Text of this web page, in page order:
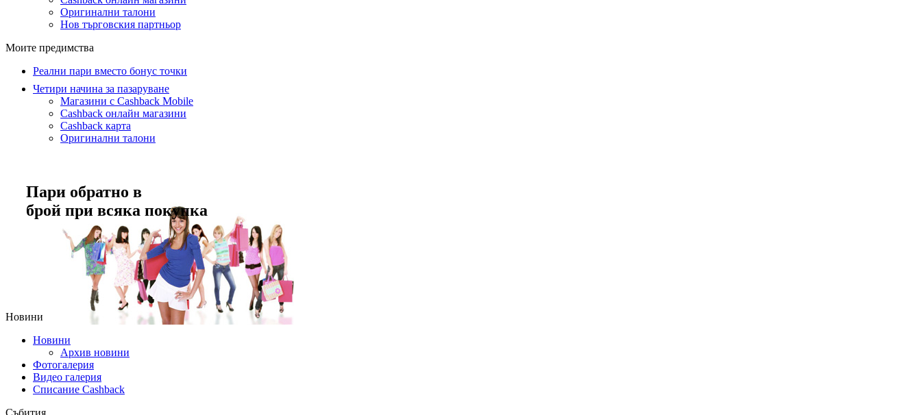
Оригинални талони
Нов търговския партньор
Моите предимства
Реални пари вместо бонус точки
Четири начина за пазаруване
Магазини с Cashback Mobile
Cashback онлайн магазини
Cashback карта
Оригинални талони
Пари обратно в
брой при всяка покупка
Новини
Новини
Архив новини
Фотогалерия
Видео галерия
Списание Cashback
Събития